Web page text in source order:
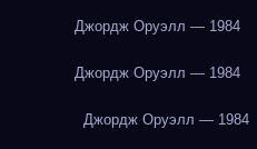
Джордж Оруэлл — 1984
Джордж Оруэлл — 1984
Джордж Оруэлл — 1984